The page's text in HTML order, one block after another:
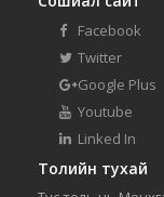
Facebook
Twitter
Google Plus
Youtube
Linked In
Толийн тухай